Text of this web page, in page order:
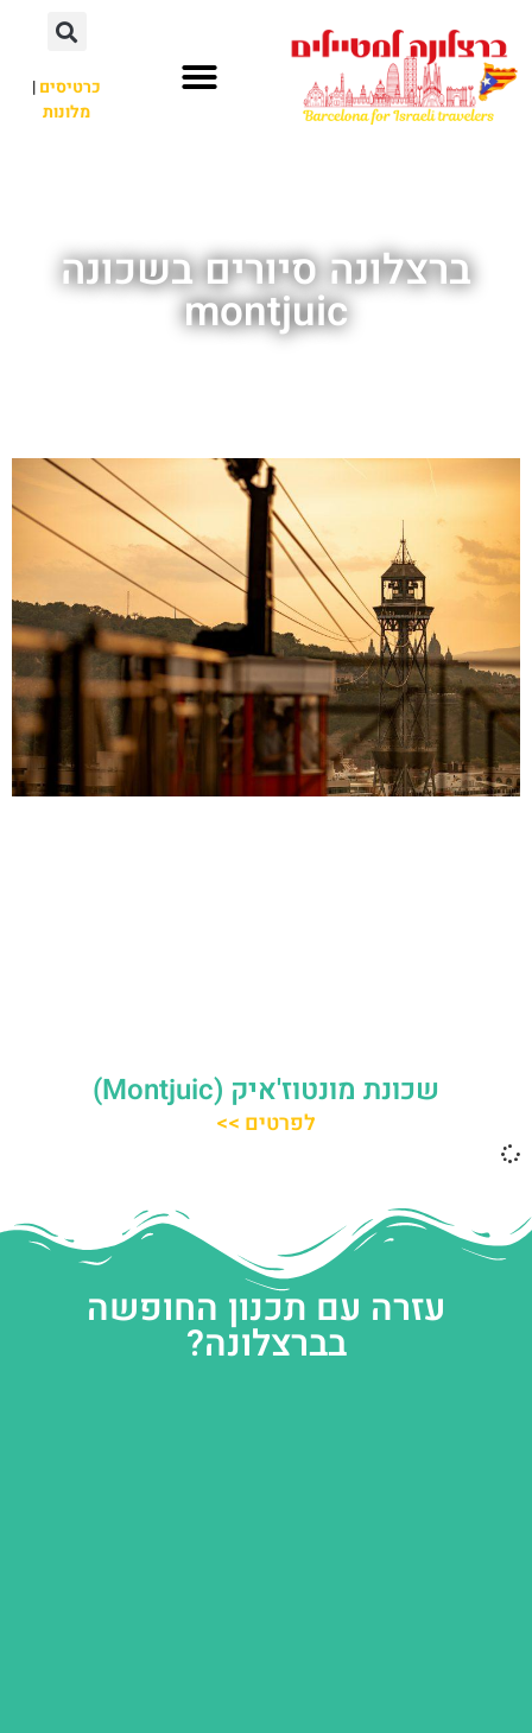
כרטיסים|
מלונות
ברצלונה סיורים בשכונה
montjuic
שכונת מונטוז'איק (Montjuic)
לפרטים >>
עזרה עם תכנון החופשה
בברצלונה?